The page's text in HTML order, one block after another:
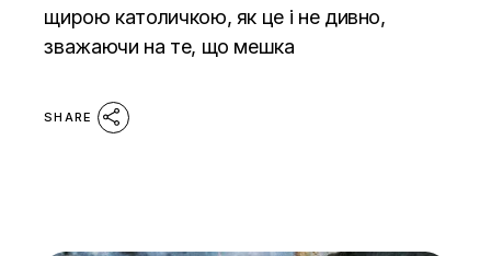
щирою католичкою, як це і не дивно,
зважаючи на те, що мешка
SHARE